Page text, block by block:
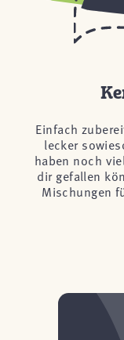
Einfach
lecker
haben noch
dir gefallen
Mischungen